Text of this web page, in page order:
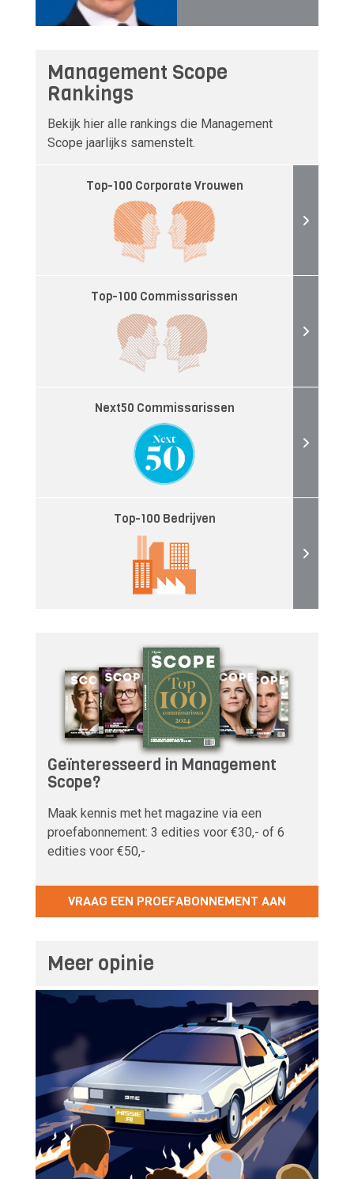
Management Scope
Rankings
Bekijk hier alle rankings die Management
Scope jaarlijks samenstelt.
Top-100 Corporate Vrouwen
Top-100 Commissarissen
Next50 Commissarissen
Top-100 Bedrijven
Geïnteresseerd in Management
Scope?
Maak kennis met het magazine via een
proefabonnement: 3 edities voor €30,- of 6
edities voor €50,-
VRAAG EEN PROEFABONNEMENT AAN
Meer opinie